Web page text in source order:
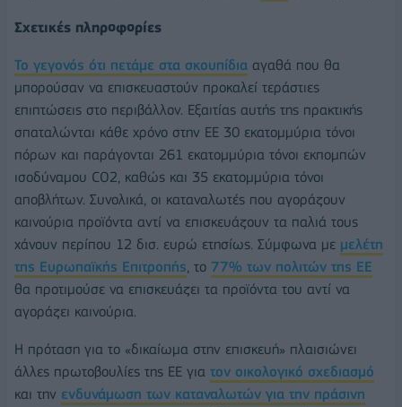
Σχετικές πληροφορίες
Το γεγονός ότι πετάμε στα σκουπίδια αγαθά που θα
μπορούσαν να επισκευαστούν προκαλεί τεράστιες
επιπτώσεις στο περιβάλλον. Εξαιτίας αυτής της πρακτικής
σπαταλώνται κάθε χρόνο στην ΕΕ 30 εκατομμύρια τόνοι
πόρων και παράγονται 261 εκατομμύρια τόνοι εκπομπών
ισοδύναμου CO2, καθώς και 35 εκατομμύρια τόνοι
αποβλήτων. Συνολικά, οι καταναλωτές που αγοράζουν
καινούρια προϊόντα αντί να επισκευάζουν τα παλιά τους
χάνουν περίπου 12 δισ. ευρώ ετησίως. Σύμφωνα με μελέτη
της Ευρωπαϊκής Επιτροπής, το 77% των πολιτών της ΕΕ
θα προτιμούσε να επισκευάζει τα προϊόντα του αντί να
αγοράζει καινούρια.
Η πρόταση για το «δικαίωμα στην επισκευή» πλαισιώνει
άλλες πρωτοβουλίες της ΕΕ για τον οικολογικό σχεδιασμό
και την ενδυνάμωση των καταναλωτών για την πράσινη